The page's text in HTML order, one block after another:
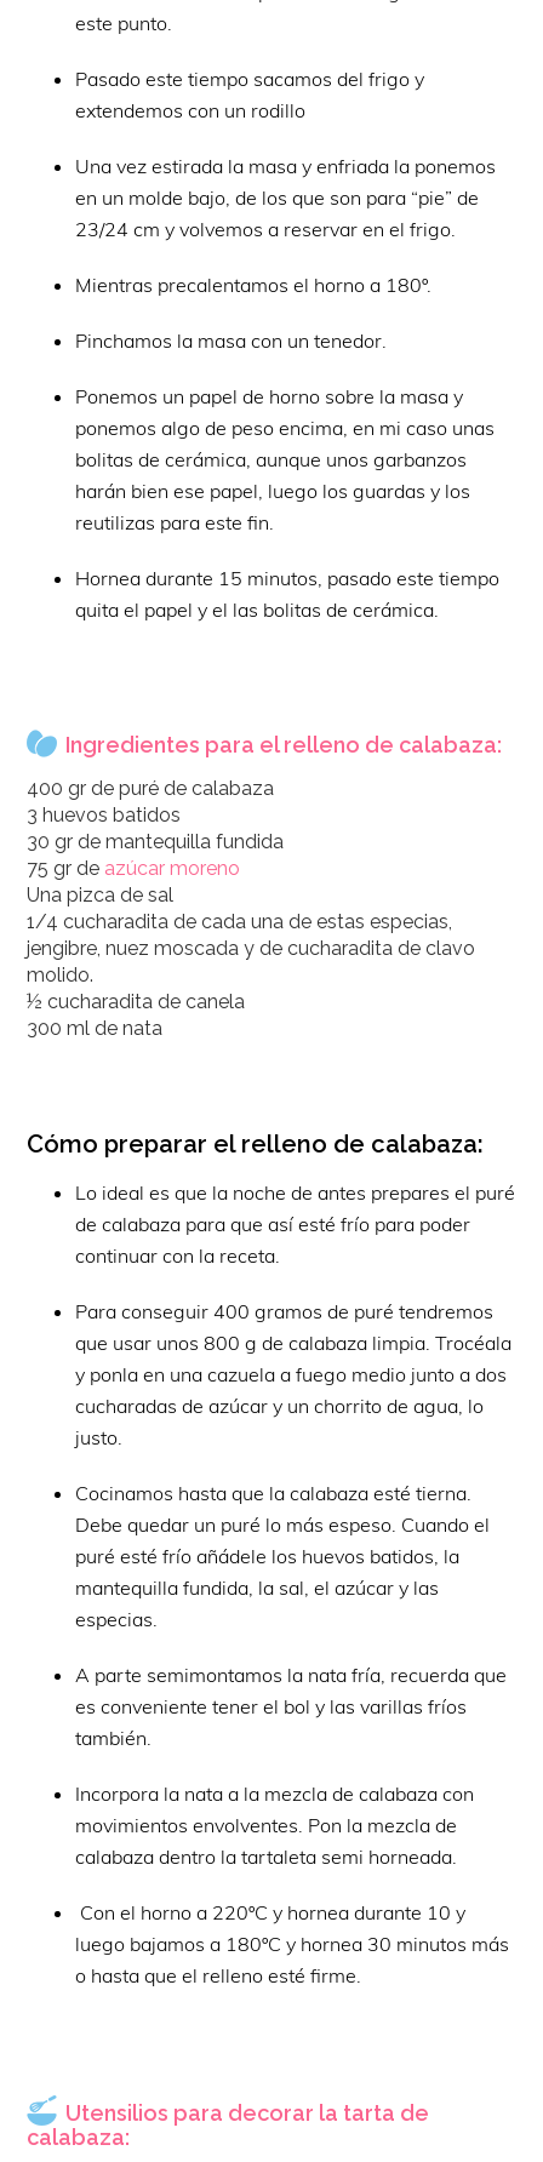
este punto.
Pasado este tiempo sacamos del frigo y
extendemos con un rodillo
Una vez estirada la masa y enfriada la ponemos
en un molde bajo, de los que son para “pie” de
23/24 cm y volvemos a reservar en el frigo.
Mientras precalentamos el horno a 180º.
Pinchamos la masa con un tenedor.
Ponemos un papel de horno sobre la masa y
ponemos algo de peso encima, en mi caso unas
bolitas de cerámica, aunque unos garbanzos
harán bien ese papel, luego los guardas y los
reutilizas para este fin.
Hornea durante 15 minutos, pasado este tiempo
quita el papel y el las bolitas de cerámica.
Ingredientes para el relleno de calabaza:
400 gr de puré de calabaza
3 huevos batidos
30 gr de mantequilla fundida
75 gr de azúcar moreno
Una pizca de sal
1/4 cucharadita de cada una de estas especias,
jengibre, nuez moscada y de cucharadita de clavo
molido.
½ cucharadita de canela
300 ml de nata
Cómo preparar el relleno de calabaza:
Lo ideal es que la noche de antes prepares el puré
de calabaza para que así esté frío para poder
continuar con la receta.
Para conseguir 400 gramos de puré tendremos
que usar unos 800 g de calabaza limpia. Trocéala
y ponla en una cazuela a fuego medio junto a dos
cucharadas de azúcar y un chorrito de agua, lo
justo.
Cocinamos hasta que la calabaza esté tierna.
Debe quedar un puré lo más espeso. Cuando el
puré esté frío añádele los huevos batidos, la
mantequilla fundida, la sal, el azúcar y las
especias.
A parte semimontamos la nata fría, recuerda que
es conveniente tener el bol y las varillas fríos
también.
Incorpora la nata a la mezcla de calabaza con
movimientos envolventes. Pon la mezcla de
calabaza dentro la tartaleta semi horneada.
Con el horno a 220ºC y hornea durante 10 y
luego bajamos a 180ºC y hornea 30 minutos más
o hasta que el relleno esté firme.
Utensilios para decorar la tarta de
calabaza: